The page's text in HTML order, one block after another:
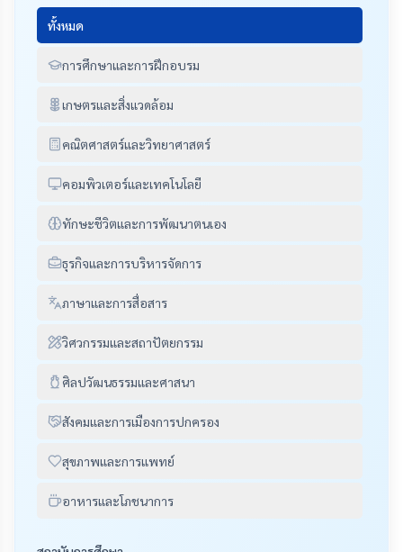
ทั้งหมด
การศึกษาและการฝึกอบรม
เกษตรและสิ่งแวดล้อม
คณิตศาสตร์และวิทยาศาสตร์
คอมพิวเตอร์และเทคโนโลยี
ทักษะชีวิตและการพัฒนาตนเอง
ธุรกิจและการบริหารจัดการ
ภาษาและการสื่อสาร
วิศวกรรมและสถาปัตยกรรม
ศิลปวัฒนธรรมและศาสนา
สังคมและการเมืองการปกครอง
สุขภาพและการแพทย์
อาหารและโภชนาการ